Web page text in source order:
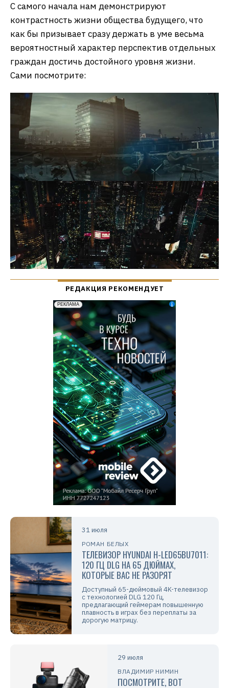
С самого начала нам демонстрируют
контрастность жизни общества будущего, что
как бы призывает сразу держать в уме весьма
вероятностный характер перспектив отдельных
граждан достичь достойного уровня жизни.
Сами посмотрите:
31 июля
РОМАН БЕЛЫХ
ТЕЛЕВИЗОР HYUNDAI H-LED65BU7011:
120 ГЦ DLG НА 65 ДЮЙМАХ,
КОТОРЫЕ ВАС НЕ РАЗОРЯТ
Доступный 65-дюймовый 4K-телевизор
с технологией DLG 120 Гц,
предлагающий геймерам повышенную
плавность в играх без переплаты за
дорогую матрицу.
29 июля
ВЛАДИМИР НИМИН
ПОСМОТРИТЕ, ВОТ